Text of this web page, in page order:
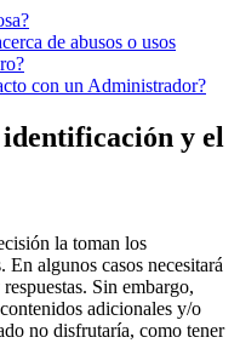
de abusos o usos
con un Administrador?
y el
la toman los
algunos casos necesitará
Sin embargo,
adicionales y/o
no disfrutaría, como tener